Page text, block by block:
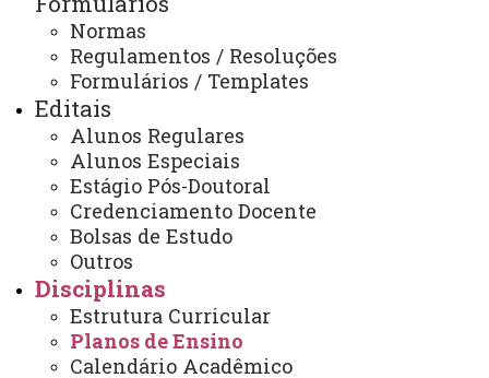
Normas
Regulamentos / Resoluções
Formulários / Templates
Editais
Alunos Regulares
Alunos Especiais
Estágio Pós-Doutoral
Credenciamento Docente
Bolsas de Estudo
Outros
Disciplinas
Estrutura Curricular
Planos de Ensino
Calendário Acadêmico
Horário de Atendimento:
08:00 às 12:00
13:00 às 17:00
E-mail/Redes Sociais:
Você está aqui:Unioeste
PPGB - Pós-graduação em Bioenergia - Toledo
Disciplinas
Planos de Ensino